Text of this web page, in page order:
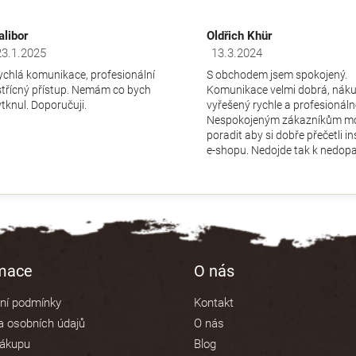
obchodu je 5 z 5 hvězdiček.
komunikace, profesionální
přístup. Nemám co bych
Doporučuji.
Oldřich Khür
Hodnocení obchodu je 5 z 5
13.3.2024
S obchodem jsem spokojený.
Komunikace velmi dobrá,
vyřešený rychle a
Nespokojeným zákazníkům
poradit aby si dobře přečetli
e-shopu. Nedojde tak k
podmínky
osobních údajů
O nás
Kontakt
O nás
Blog